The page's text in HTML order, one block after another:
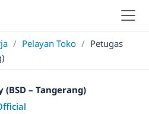
/ Pelayan Toko / Petugas
– Tangerang)